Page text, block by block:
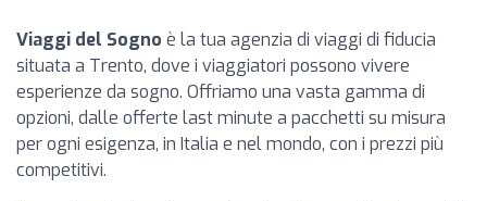
Viaggi del Sogno è la tua agenzia di viaggi di fiducia
situata a Trento, dove i viaggiatori possono vivere
esperienze da sogno. Offriamo una vasta gamma di
opzioni, dalle offerte last minute a pacchetti su misura
per ogni esigenza, in Italia e nel mondo, con i prezzi più
competitivi.